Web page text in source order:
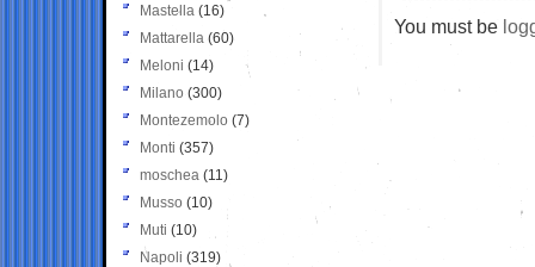
You must be
Mastella (16)
Mattarella (60)
Meloni (14)
Milano (300)
Montezemolo (7)
Monti (357)
moschea (11)
Musso (10)
Muti (10)
Napoli (319)